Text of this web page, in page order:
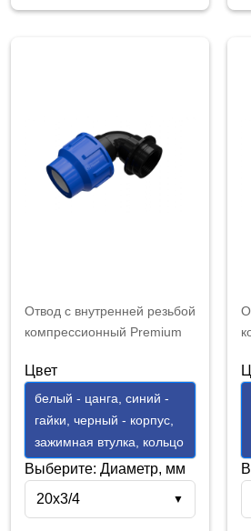
Отвод с внутренней резьбой
компрессионный Premium
Цвет
белый - цанга, синий -
гайки, черный - корпус,
зажимная втулка, кольцо
Выберите: Диаметр, мм
20x3/4
▼